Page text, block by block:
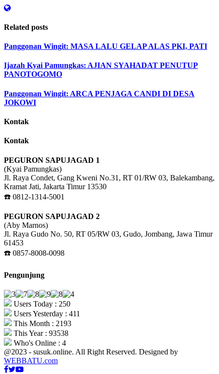
Related posts
Panggonan Wingit: MASA LALU GELAP ALAS PKI, PATI
Ijazah Kyai Pamungkas: AJIAN SYAHADAT PENUTUP
PANOTOGOMO
Panggonan Wingit: ARCA PENJAGA CANDI DI DESA
JOKOWI
Kontak
Kontak
PEGURON SAPUJAGAD 1
(Kyai Pamungkas)
Jl. Raya Condet, Gang Kweni No.31, RT 01/RW 03, Balekambang,
Kramat Jati, Jakarta Timur 13530
☎️ 0812-1314-5001
PEGURON SAPUJAGAD 2
(Aby Marnos)
Jl. Raya Gudo No. 50, RT 05/RW 03, Gudo, Jombang, Jawa Timur
61453
☎️ 0857-8008-0098
Pengunjung
Users Today : 250
Users Yesterday : 411
This Month : 2193
This Year : 93538
Who's Online : 4
@2023 - susuk.online. All Right Reserved. Designed by
WEBBATU.com
Facebook
Twitter
Youtube